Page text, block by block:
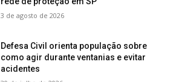
3 de agosto de 2026
Defesa Civil orienta população sobre
como agir durante ventanias e evitar
acidentes